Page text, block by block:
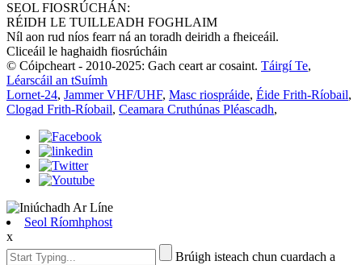
SEOL FIOSRÚCHÁN:
RÉIDH LE TUILLEADH FOGHLAIM
Níl aon rud níos fearr ná an toradh deiridh a fheiceáil.
Cliceáil le haghaidh fiosrúcháin
© Cóipcheart - 2010-2025: Gach ceart ar cosaint. Táirgí Te,
Léarscáil an tSuímh
Lornet-24, Jammer VHF/UHF, Masc riospráide, Éide Frith-Ríobail,
Clogad Frith-Ríobail, Ceamara Cruthúnas Pléascadh,
Seol Ríomhphost
x
Brúigh isteach chun cuardach a